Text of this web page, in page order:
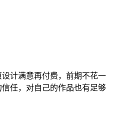
计满意再付费，前期不花一
任，对自己的作品也有足够